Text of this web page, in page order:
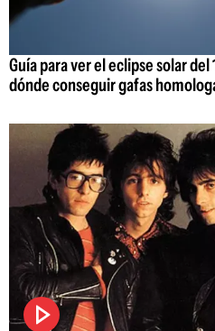
Guía para ver el eclipse solar del
dónde conseguir gafas